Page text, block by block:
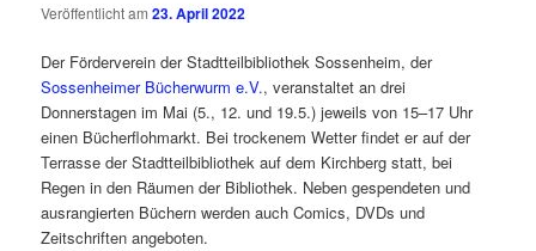
Veröffentlicht am23. April 2022
Der Förderverein der Stadtteilbibliothek Sossenheim, der
Sossenheimer Bücherwurm e.V., veranstaltet an drei
Donnerstagen im Mai (5., 12. und 19.5.) jeweils von 15–17 Uhr
einen Bücherflohmarkt. Bei trockenem Wetter findet er auf der
Terrasse der Stadtteilbibliothek auf dem Kirchberg statt, bei
Regen in den Räumen der Bibliothek. Neben gespendeten und
ausrangierten Büchern werden auch Comics, DVDs und
Zeitschriften angeboten.